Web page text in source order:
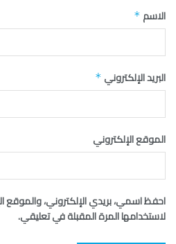
الاسم *
البريد الإلكتروني *
الموقع الإلكتروني
احفظ اسمي، بريدي الإلكتروني، والموقع
لاستخدامها المرة المقبلة في تعليقي.